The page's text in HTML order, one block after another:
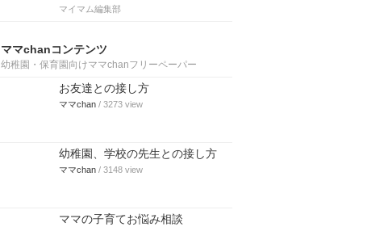
マイマム編集部
ママchanコンテンツ
幼稚園・保育園向けママchanフリーペーパー
お友達との接し方
ママchan / 3273 view
幼稚園、学校の先生との接し方
ママchan / 3148 view
ママの子育てお悩み相談